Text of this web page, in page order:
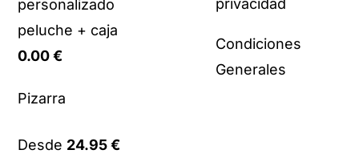
personalizado
peluche + caja
0.00€
Pizarra
Desde 24.95€
privacidad
Condiciones
Generales